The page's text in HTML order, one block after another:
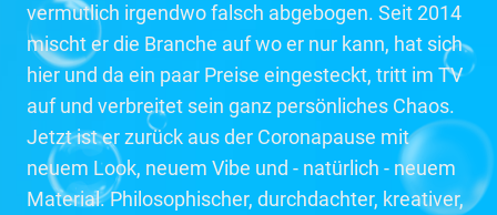
vermutlich irgendwo falsch abgebogen. Seit 2014
mischt er die Branche auf wo er nur kann, hat sich
hier und da ein paar Preise eingesteckt, tritt im TV
auf und verbreitet sein ganz persönliches Chaos.
Jetzt ist er zurück aus der Coronapause mit
neuem Look, neuem Vibe und - natürlich - neuem
Material. Philosophischer, durchdachter, kreativer,